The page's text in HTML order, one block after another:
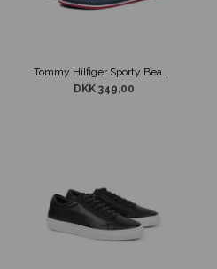
DKK 349,00